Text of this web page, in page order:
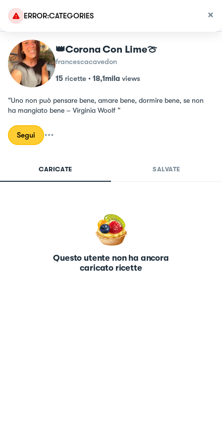
ERROR:CATEGORIES
👑Corona Con Lime🍈
francescacavedon
15 ricette • 18,1mila views
“Uno non può pensare bene, amare bene, dormire bene, se non
ha mangiato bene – Virginia Woolf “
Segui
CARICATE SALVATE
Questo utente non ha ancora
caricato ricette